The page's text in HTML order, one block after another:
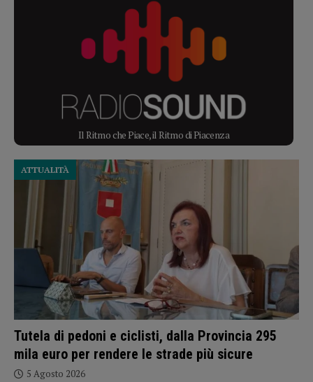
Il Ritmo che Piace, il Ritmo di Piacenza
Tutela di pedoni e ciclisti, dalla Provincia 295
mila euro per rendere le strade più sicure
ATTUALITÀ
5 Agosto 2026